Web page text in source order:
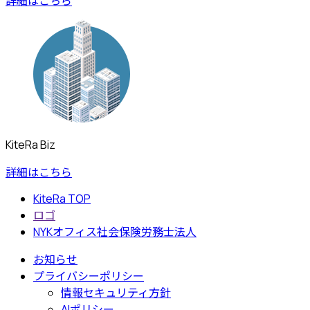
KiteRa Biz
詳細はこちら
KiteRa TOP
ロゴ
NYKオフィス社会保険労務士法人
お知らせ
プライバシーポリシー
情報セキュリティ方針